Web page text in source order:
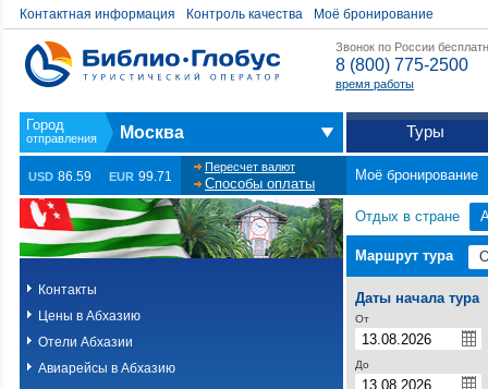
Контактная информация Контроль качества Моё бронирование
Звонок по России
8 (800) 775-2500
время работы
Москва Туры
USD 86.59 EUR 99.71
Пересчет валют
Способы оплаты
Моё бронирование
Контакты
Цены в Абхазию
Отели Абхазии
Авиарейсы в Абхазию
Отдых в стране
Маршрут тура
Даты начала тура
От
До